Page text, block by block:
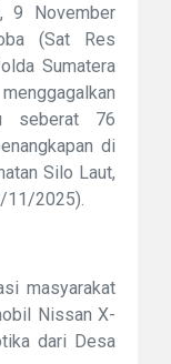
9 November
(Sat Res
Sumatera
seberat 76
di
Silo Laut,
11/2025).
masyarakat
Nissan X-
dari Desa